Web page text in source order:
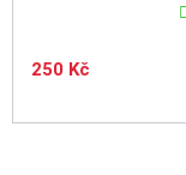
250 Kč